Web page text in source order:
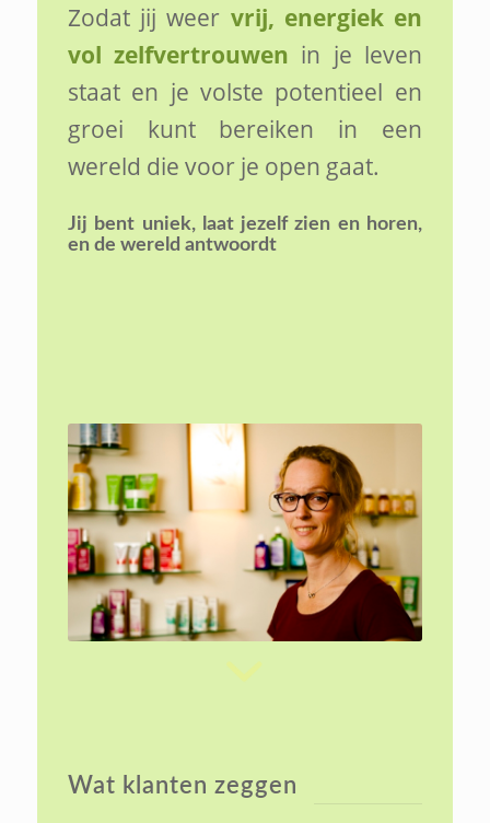
Zodat jij weer vrij, energiek en
vol zelfvertrouwen in je leven
staat en je volste potentieel en
groei kunt bereiken in een
wereld die voor je open gaat.
Jij bent uniek, laat jezelf zien en horen,
en de wereld antwoordt
Wat klanten zeggen